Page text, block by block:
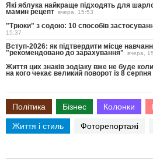
Які яблука найкраще підходять для
мамин рецепт вчера, 15:53
"Трюки" з содою: 10 способів
15:37
Вступ-2026: як підтвердити місце
"рекомендовано до зарахування" вчера,
Життя цих знаків зодіаку вже не буде
на кого чекає великий поворот із 8 серпня
Політика Бізнес Колонки
Життя і стиль Фоторепортажі